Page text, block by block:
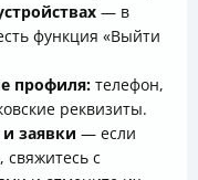
— в
функция «Выйти
профиля: телефон,
реквизиты.
заявки — если
с